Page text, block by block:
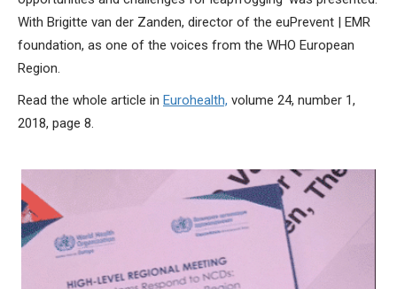
With Brigitte van der Zanden, director of the euPrevent | EMR
foundation, as one of the voices from the WHO European
Region.
Read the whole article in Eurohealth, volume 24, number 1,
2018, page 8.